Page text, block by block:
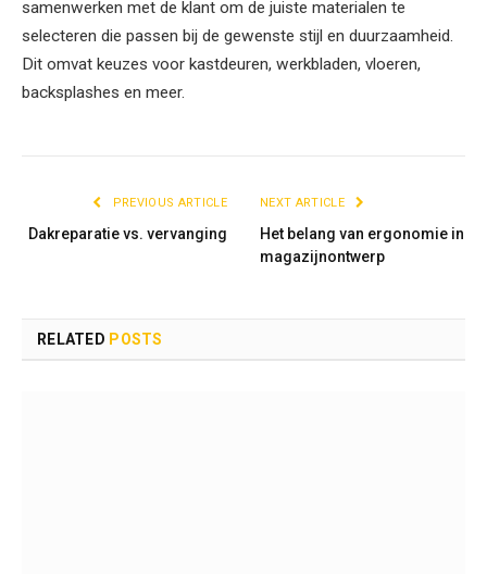
samenwerken met de klant om de juiste materialen te
selecteren die passen bij de gewenste stijl en duurzaamheid.
Dit omvat keuzes voor kastdeuren, werkbladen, vloeren,
backsplashes en meer.
PREVIOUS ARTICLE
Dakreparatie vs. vervanging
NEXT ARTICLE
Het belang van ergonomie in
magazijnontwerp
RELATED POSTS